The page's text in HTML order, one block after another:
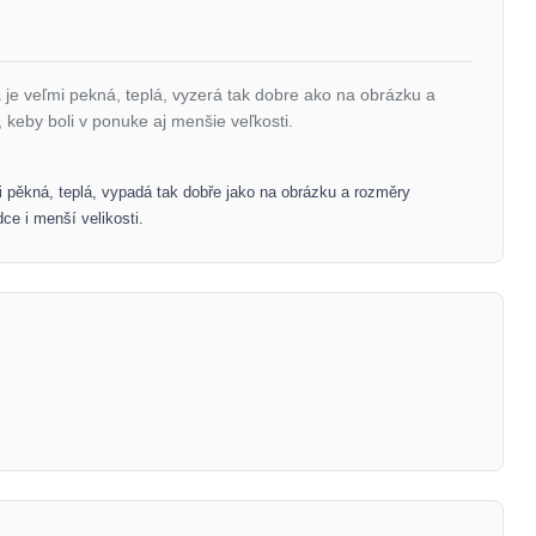
veľmi pekná, teplá, vyzerá tak dobre ako na obrázku a
boli v ponuke aj menšie veľkosti.
teplá, vypadá tak dobře jako na obrázku a rozměry
i menší velikosti.